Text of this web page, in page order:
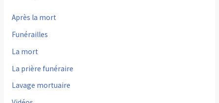
Après la mort
Funérailles
La mort
La prière funéraire
Lavage mortuaire